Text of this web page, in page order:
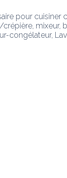
pour cuisiner
mixeur,
congélateur,